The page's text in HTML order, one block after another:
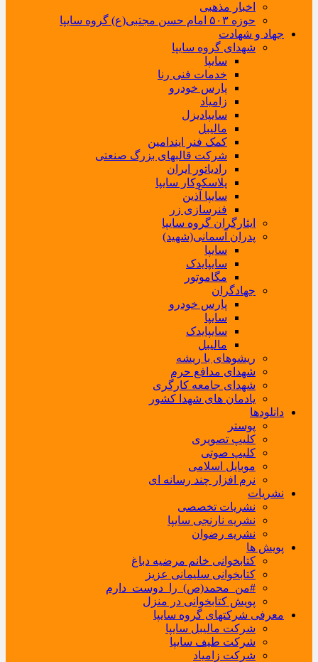
اخبار مذهبی
حوزه ۵۰۳ امام حسن مجتبی(ع) گروه سایپا
جهاد و شهادت
شهدای گروه سایپا
سایپا
خدمات فنی رنا
پارس خودرو
زامیاد
سایپادیزل
مالیبل
کمک فنر ایندامین
شرکت قالبهای بزرگ صنعتی
رادیاتور ایران
پلاسکوکار سایپا
سایپا آذین
فنرسازی زر
ایثارگران گروه سایپا
پدران آسمانی(شهید)
سایپا
سایپایدک
مگاموتور
جهادگران
پارس خودرو
سایپا
سایپایدک
مالیبل
ریشوهای با ریشه
شهدای مدافع حرم
شهدای جامعه کارگری
یادمان های شهدا کشور
دانلودها
پوستر
کلیپ تصویری
کلیپ صوتی
موبایل اسلامی
نرم افزار چند رسانه ای
نشریات
نشریات تخصصی
نشریه نارنجی سایپا
نشریه رضوان
پویش ها
کتابخوانی خانم مرضیه دباغ
کتابخوانی سلیمانی عزیز
#من_محمد(ص)_را_دوست_دارم
پویش کتابخوانی در منزل
معرفی شرکتهای گروه سایپا
شرکت مالیبل سایپا
شرکت طیف سایپا
شرکت زامیاد